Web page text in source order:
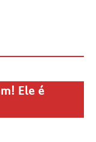
Ele é